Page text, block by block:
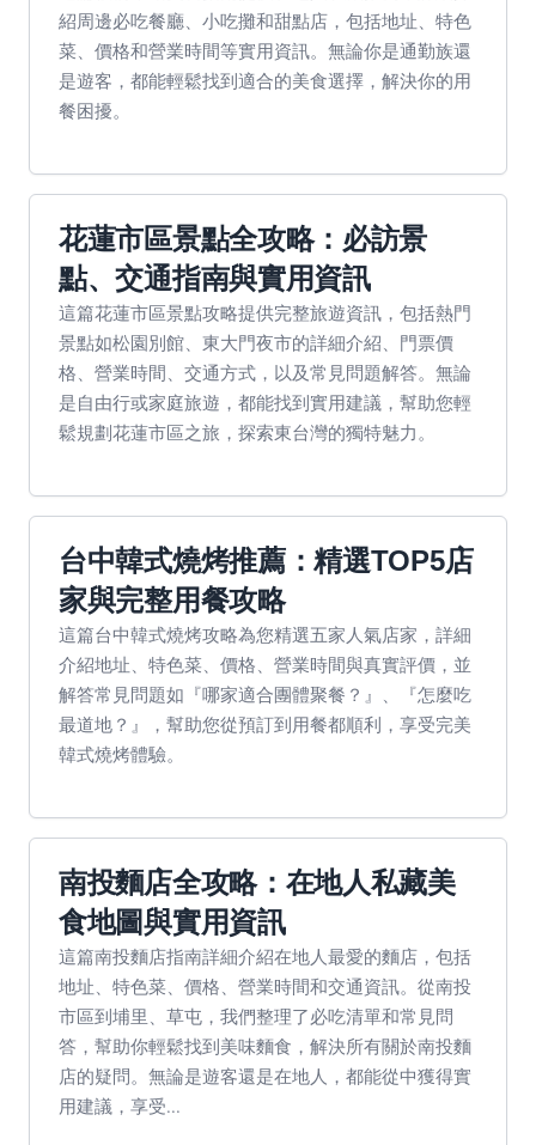
紹周邊必吃餐廳、小吃攤和甜點店，包括地址、特色
菜、價格和營業時間等實用資訊。無論你是通勤族還
是遊客，都能輕鬆找到適合的美食選擇，解決你的用
餐困擾。
花蓮市區景點全攻略：必訪景
點、交通指南與實用資訊
這篇花蓮市區景點攻略提供完整旅遊資訊，包括熱門
景點如松園別館、東大門夜市的詳細介紹、門票價
格、營業時間、交通方式，以及常見問題解答。無論
是自由行或家庭旅遊，都能找到實用建議，幫助您輕
鬆規劃花蓮市區之旅，探索東台灣的獨特魅力。
台中韓式燒烤推薦：精選TOP5店
家與完整用餐攻略
這篇台中韓式燒烤攻略為您精選五家人氣店家，詳細
介紹地址、特色菜、價格、營業時間與真實評價，並
解答常見問題如『哪家適合團體聚餐？』、『怎麼吃
最道地？』，幫助您從預訂到用餐都順利，享受完美
韓式燒烤體驗。
南投麵店全攻略：在地人私藏美
食地圖與實用資訊
這篇南投麵店指南詳細介紹在地人最愛的麵店，包括
地址、特色菜、價格、營業時間和交通資訊。從南投
市區到埔里、草屯，我們整理了必吃清單和常見問
答，幫助你輕鬆找到美味麵食，解決所有關於南投麵
店的疑問。無論是遊客還是在地人，都能從中獲得實
用建議，享受...